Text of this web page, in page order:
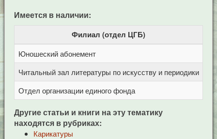
Имеется в наличии:
Филиал (отдел ЦГБ)
Юношеский абонемент
Читальный зал литературы по искусству и периодики
Отдел организации единого фонда
Другие статьи и книги на эту тематику
находятся в рубриках:
Карикатуры